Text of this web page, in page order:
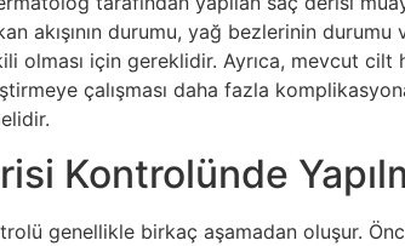
akışının durumu, yağ bezlerinin
olması için gereklidir. Ayrıca, mevcut
çalışması daha fazla
Kontrolünde
genellikle birkaç aşamadan oluşur.